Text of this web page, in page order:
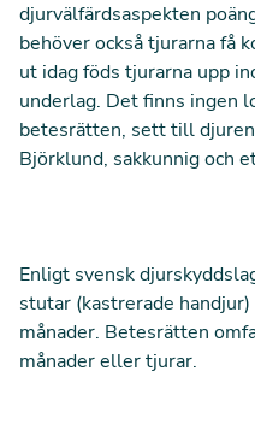
djurvälfärdsaspekten
behöver också tjurarna få
ut idag föds tjurarna upp
underlag. Det finns ingen
betesrätten, sett till
Björklund, sakkunnig och
Enligt svensk
stutar (kastrerade
månader. Betesrätten
månader eller tjurar.